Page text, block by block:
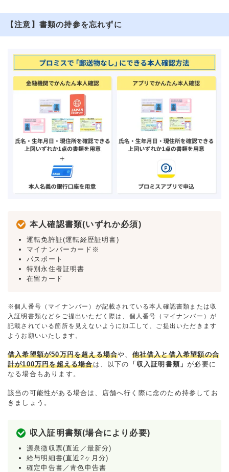
【注意】書類の持参を忘れずに
本人確認書類(いずれか必須)
運転免許証(運転経歴証明書)
マイナンバーカード※
パスポート
特別永住者証明書
在留カード
※個人番号（マイナンバー）が記載されている本人確認書類または収
入証明書類などをご提出いただく際は、個人番号（マイナンバー）が
記載されている箇所を見えないように加工して、ご提出いただきます
ようお願いいたします。
借入希望額が50万円を超える場合や、 他社借入と借入希望額の合
計が100万円を超える場合は、以下の 「収入証明書類」が必要に
なる場合もあります。
該当の可能性がある場合は、店舗へ行く際に念のため持参してお
きましょう。
収入証明書類(場合により必要)
源泉徴収票(直近／最新分)
給与明細書(直近2ヶ月分)
確定申告書／青色申告書